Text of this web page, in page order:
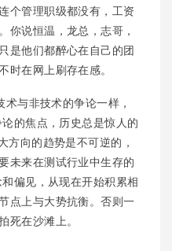
个管理职级都没有，工资
你说恒温，龙总，志哥，
是他们都醉心在自己的团
时在网上刷存在感。
与非技术的争论一样，
的焦点，历史总是惊人的
方向的趋势是不可逆的，
未来在测试行业中生存的
偏见，从现在开始积累相
点上与大势抗衡。否则一
死在沙滩上。